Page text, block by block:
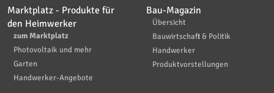
Marktplatz - Produkte für
den Heimwerker
zum Marktplatz
Photovoltaik und mehr
Garten
Handwerker-Angebote
Bau-Magazin
Übersicht
Bauwirtschaft & Politik
Handwerker
Produktvorstellungen